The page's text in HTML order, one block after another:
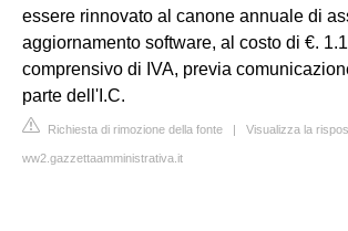
essere rinnovato al canone annuale di
aggiornamento software, al costo di €.
comprensivo di IVA, previa
parte dell'I.C.
Richiesta di rimozione della fonte | Visualizza la
ww2.gazzettaamministrativa.it